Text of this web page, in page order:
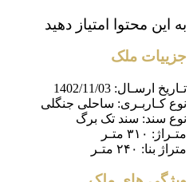
به این محتوا امتیاز دهید
جزییات ملک
تـاریخ ارسـال: 1402/11/03
نوع کـاربـری: ساحلی جنگلی
نوع سند: سند تک برگ
متـراژ: ۳۱۰ متـر
متراژ بنا: ۲۴۰ متـر